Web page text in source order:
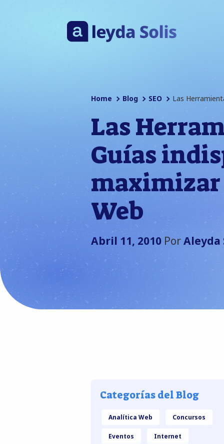
Home Blog SEO Las
Las
Guías
maximizar
Web
Abril 11, 2010 PorAleyda
Categorías del Blog
Analítica Web Concursos
Eventos Internet